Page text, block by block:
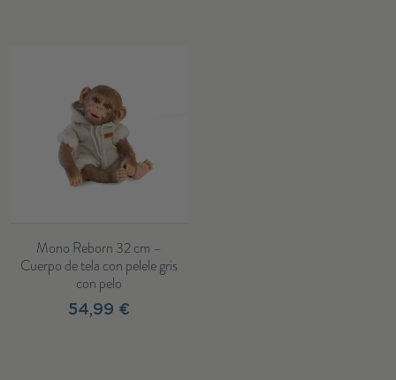
Mono Reborn 32 cm –
Cuerpo de tela con pelele gris
con pelo
54,99 €